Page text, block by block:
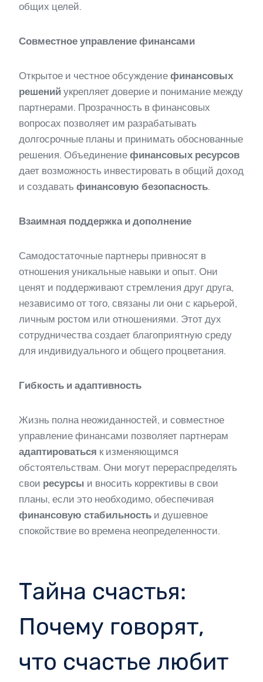
общих целей.
Совместное управление финансами
Открытое и честное обсуждение финансовых
решений укрепляет доверие и понимание между
партнерами. Прозрачность в финансовых
вопросах позволяет им разрабатывать
долгосрочные планы и принимать обоснованные
решения. Объединение финансовых ресурсов
дает возможность инвестировать в общий доход
и создавать финансовую безопасность.
Взаимная поддержка и дополнение
Самодостаточные партнеры привносят в
отношения уникальные навыки и опыт. Они
ценят и поддерживают стремления друг друга,
независимо от того, связаны ли они с карьерой,
личным ростом или отношениями. Этот дух
сотрудничества создает благоприятную среду
для индивидуального и общего процветания.
Гибкость и адаптивность
Жизнь полна неожиданностей, и совместное
управление финансами позволяет партнерам
адаптироваться к изменяющимся
обстоятельствам. Они могут перераспределять
свои ресурсы и вносить коррективы в свои
планы, если это необходимо, обеспечивая
финансовую стабильность и душевное
спокойствие во времена неопределенности.
Тайна счастья:
Почему говорят,
что счастье любит